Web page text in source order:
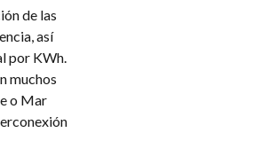
de las
así
por KWh.
muchos
o Mar